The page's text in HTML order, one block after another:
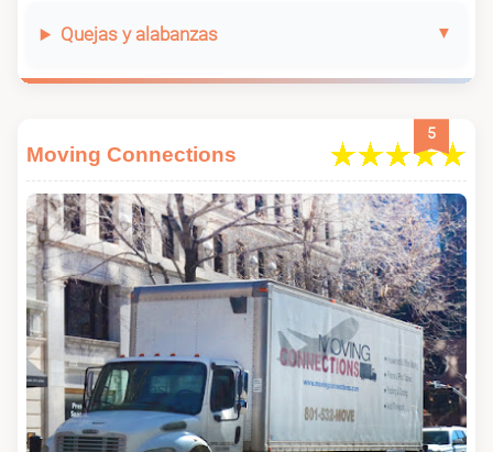
Quejas y alabanzas
5
Moving Connections